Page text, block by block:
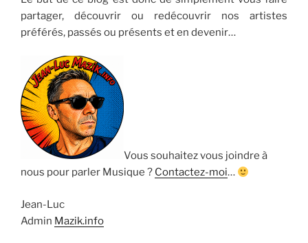
partager, découvrir ou redécouvrir nos artistes
préférés, passés ou présents et en devenir…
Vous souhaitez vous joindre à
nous pour parler Musique ? Contactez-moi…
Jean-Luc
Admin Mazik.info